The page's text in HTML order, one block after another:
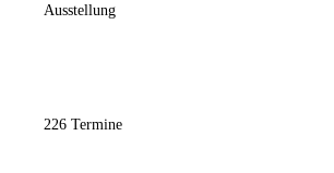
Ausstellung
226 Termine